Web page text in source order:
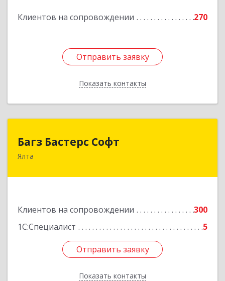
Клиентов на сопровождении 270
Отправить заявку
Показать контакты
Отправить заявку
Назад
Багз Бастерс Софт
Ялта
Клиентов на сопровождении
300
1С:Специалист
5
Отправить заявку
Показать контакты
Багз Бастерс Софт
298603, Крым Респ, Ялта г, Свердлова ул, дом №
Отправить заявку
Назад